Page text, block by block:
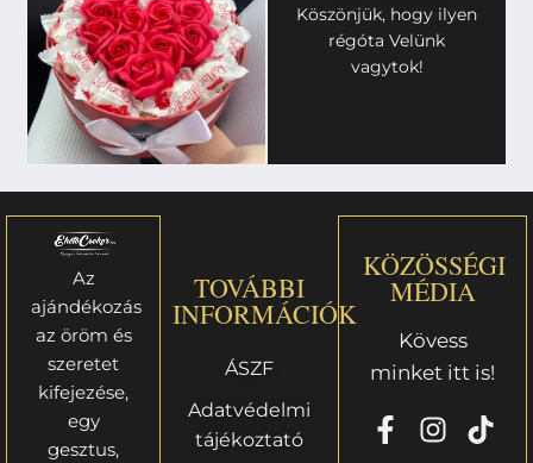
Köszönjük, hogy ilyen
régóta Velünk
vagytok!
Az
ajándékozás
az öröm és
szeretet
kifejezése,
egy
gesztus,
TOVÁBBI
INFORMÁCIÓK
ÁSZF
Adatvédelmi
tájékoztató
KÖZÖSSÉGI
MÉDIA
Kövess
minket itt is!